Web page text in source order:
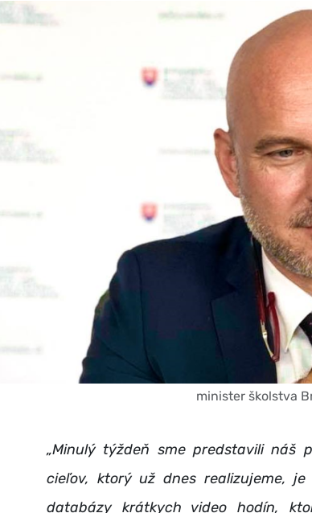
minister školstva
„Minulý týždeň sme predstavili náš
cieľov, ktorý už dnes realizujeme,
databázy krátkych video hodín,